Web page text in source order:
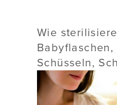
Wie
Babyflaschen,
Schüsseln,